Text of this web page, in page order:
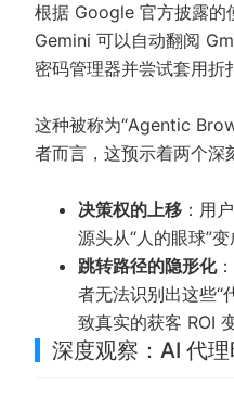
根据 Google 官方披露的
Gemini 可以自动翻阅
密码管理器并尝试套用折
这种被称为“Agentic
者而言，这预示着两个深
决策权的上移 ：用
源头从“人的眼球”变
跳转路径的隐形化
者无法识别出这些“
致真实的获客 ROI
深度观察：AI 代